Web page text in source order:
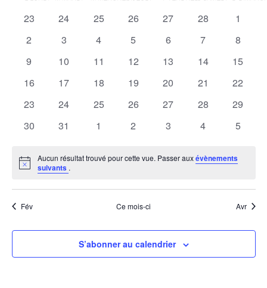
vues
une
date.
de
0
23
0
24
0
25
0
26
0
27
0
28
0
1
0
2
0
3
0
4
0
5
0
6
0
7
0
8
0
9
0
10
0
11
0
12
0
13
0
14
0
15
0
16
0
17
0
18
0
19
0
20
0
21
0
22
0
23
0
24
0
25
0
26
0
27
0
28
0
29
0
30
0
31
0
1
0
2
0
3
0
4
0
5
Notice
Aucun résultat trouvé pour cette vue. Passer auxévènements
suivants .
Fév Ce mois-ci Avr
S’abonner au calendrier